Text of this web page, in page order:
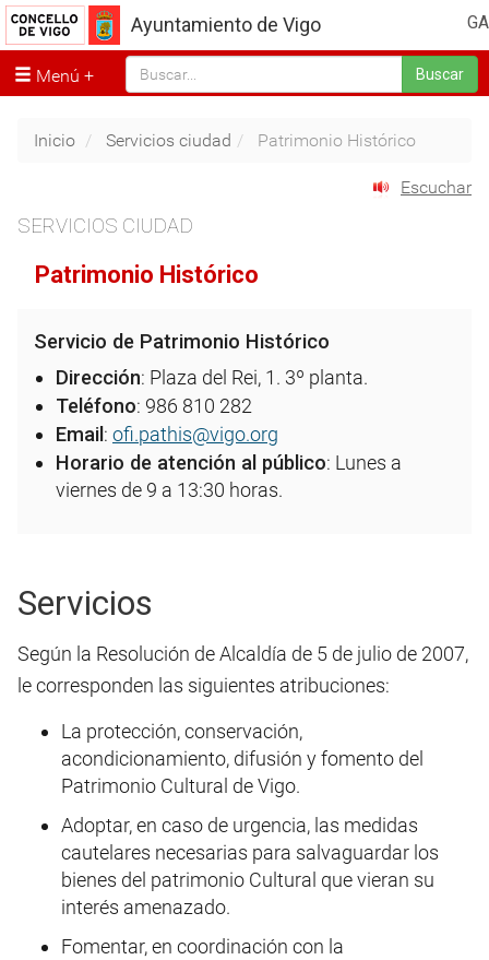
GA
Ayuntamiento de Vigo
Menú Buscar
Inicio Servicios ciudad Patrimonio Histórico
Escuchar
SERVICIOS CIUDAD
Patrimonio Histórico
Servicio de Patrimonio Histórico
Dirección: Plaza del Rei, 1. 3º planta.
Teléfono: 986 810 282
Email : ofi.pathis@vigo.org
Horario de atención al público: Lunes a
viernes de 9 a 13:30 horas.
Servicios
Según la Resolución de Alcaldía de 5 de julio de 2007,
le corresponden las siguientes atribuciones:
La protección, conservación,
acondicionamiento, difusión y fomento del
Patrimonio Cultural de Vigo.
Adoptar, en caso de urgencia, las medidas
cautelares necesarias para salvaguardar los
bienes del patrimonio Cultural que vieran su
interés amenazado.
Fomentar, en coordinación con la